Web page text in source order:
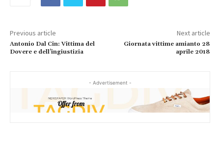
Previous article
Antonio Dal Cin: Vittima del
Dovere e dell’ingiustizia
Next article
Giornata vittime amianto 28
aprile 2018
- Advertisement -